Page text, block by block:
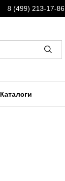
8 (499) 213-17-86
Каталоги